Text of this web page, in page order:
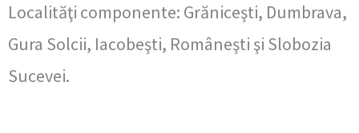
Localităţi componente: Grăniceşti, Dumbrava,
Gura Solcii, Iacobeşti, Româneşti şi Slobozia
Sucevei.